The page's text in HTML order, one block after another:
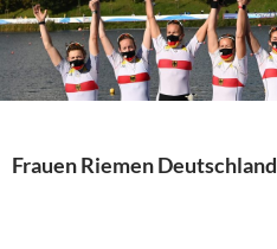
Frauen Riemen Deutschland